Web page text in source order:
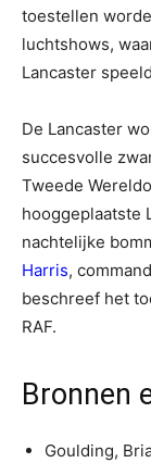
toestellen
luchtshows,
Lancaster
De Lancaster
succesvolle
Tweede
hooggeplaatste
nachtelijke
Harris,
beschreef het
RAF.
Bronnen
Goulding,